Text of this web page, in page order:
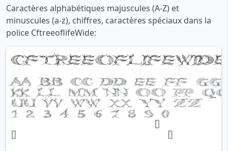
Caractères alphabétiques majuscules (A-Z) et
minuscules (a-z), chiffres, caractères spéciaux dans la
police CftreeoflifeWide: